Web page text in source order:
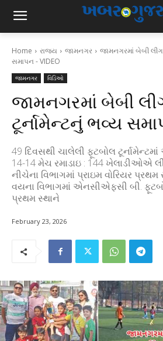
Home રાજ્ય જામનગર
જામનગરમાં બેબી
સમાપન - VIDEO
જામનગર વિડિઓ
જામનગરમાં બેબી
ટૂર્નામેન્ટનું ભવ્ય
49 દિવસથી ચાલેલી ફૂટબોલ
14-14 મેચ રમાડાઇ : 144 ખેલાડીઓએ
નીચેના વિભાગમાં પ્રાઇમ વોરિયર પ્રથમ
વયના વિભાગમાં એનસીએફસી બી.
પ્રથમ સ્થાને
February 23, 2026